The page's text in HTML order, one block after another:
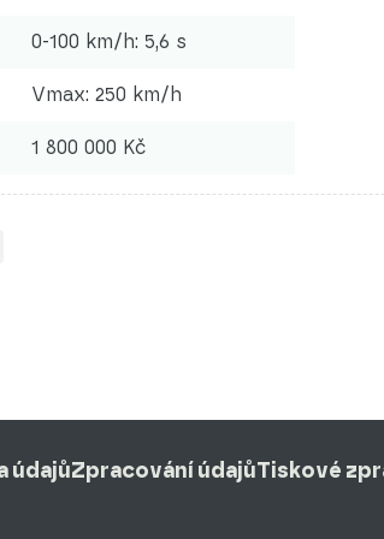
0-100 km/h: 5,6 s
Vmax: 250 km/h
1 800 000 Kč
údajůZpracování údajůTiskové